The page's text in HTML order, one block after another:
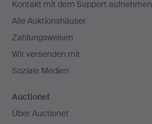
Kontakt mit dem Support aufnehmen
Alle Auktionshäuser
Zahlungsweisen
Wir versenden mit
Soziale Medien
Auctionet
Über Auctionet